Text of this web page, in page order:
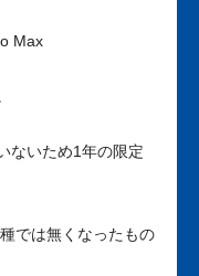
Max
ないため1年の限定
では無くなったもの